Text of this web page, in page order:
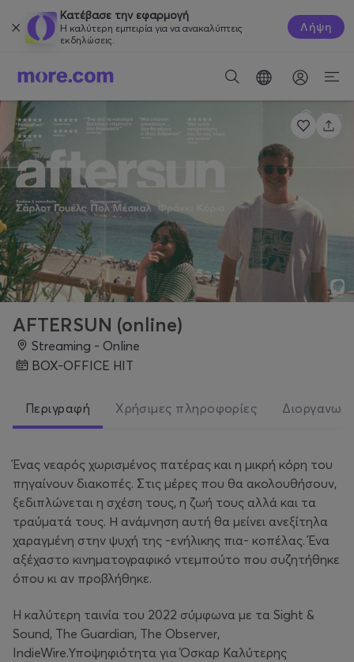
Κατέβασε την εφαρμογή
Η καλύτερη εμπειρία για να ανακαλύπτεις
εκδηλώσεις.
Λήψη
AFTERSUN (online)
Streaming - Online
BOX-OFFICE HIT
Περιγραφή Χρήσιμες πληροφορίες
Ένας νεαρός χωρισμένος πατέρας και η μικρή κόρη του
πηγαίνουν διακοπές. Στις μέρες που θα ακολουθήσουν,
ξεδιπλώνεται η σχέση τους, η ζωή τους αλλά και τα
τραύματά τους. Η ανάμνηση αυτή θα μείνει ανεξίτηλα
χαραγμένη στην ψυχή της -ενήλικης πια- κοπέλας. Ένα
αξέχαστο κινηματογραφικό ντεμπούτο που συζητήθηκε
όπου κι αν προβλήθηκε.
H καλύτερη ταινία του 2022 σύμφωνα με τα Sight &
Sound, The Guardian, The Observer,
IndieWire.Υποψηφιότητα για Όσκαρ Καλύτερης